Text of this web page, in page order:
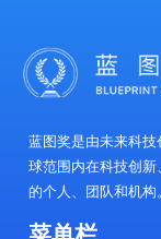
办，在全球应
强烈的科技创
《全球绿色
重要的政策参
动可持续发展目